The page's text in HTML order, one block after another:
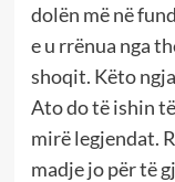
dolën më në
e u rrënua nga
shoqit. Këto
Ato do të ishin
mirë legjendat.
madje jo për të